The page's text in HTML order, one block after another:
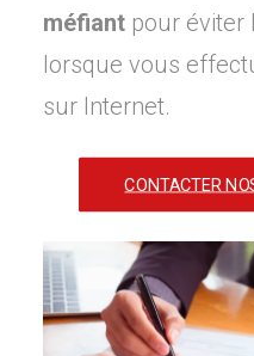
méfiant pour éviter
lorsque vous
sur Internet.
CONTACTER